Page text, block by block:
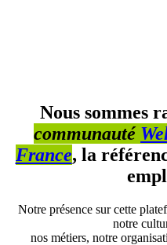
Nous sommes
communauté
France, la
Notre présence sur cette
notre
nos métiers, notre